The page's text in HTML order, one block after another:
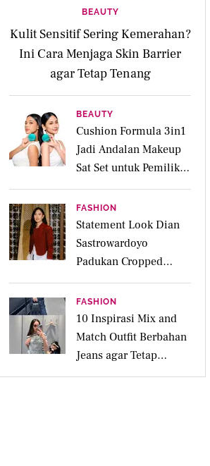
BEAUTY
Kulit Sensitif Sering Kemerahan?
Ini Cara Menjaga Skin Barrier
agar Tetap Tenang
BEAUTY
Cushion Formula 3in1
Jadi Andalan Makeup
Sat Set untuk Pemilik
Kulit Acne Prone
FASHION
Statement Look Dian
Sastrowardoyo
Padukan Cropped
Beskap dan Ripped
Jeans, Hadirkan Pesona
Kartini yang Edgy
FASHION
10 Inspirasi Mix and
Match Outfit Berbahan
Jeans agar Tetap
Tampil Stylish